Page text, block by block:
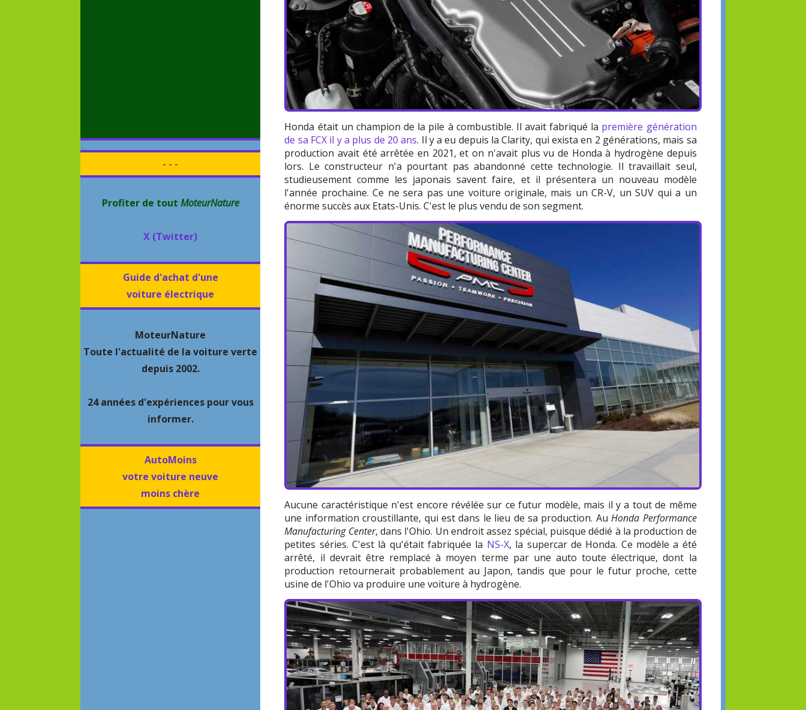
- - -
Profiter de tout MoteurNature
X (Twitter)
Guide d'achat d'une
voiture électrique
MoteurNature
Toute l'actualité de la voiture verte
depuis 2002.
24 années d'expériences pour vous
informer.
AutoMoins
votre voiture neuve
moins chère
Honda était un champion de la pile à combustible. Il avait fabriqué la première génération
de sa FCX il y a plus de 20 ans. Il y a eu depuis la Clarity, qui exista en 2 générations, mais sa
production avait été arrêtée en 2021, et on n'avait plus vu de Honda à hydrogène depuis
lors. Le constructeur n'a pourtant pas abandonné cette technologie. Il travaillait seul,
studieusement comme les japonais savent faire, et il présentera un nouveau modèle
l'année prochaine. Ce ne sera pas une voiture originale, mais un CR-V, un SUV qui a un
énorme succès aux Etats-Unis. C'est le plus vendu de son segment.
Aucune caractéristique n'est encore révélée sur ce futur modèle, mais il y a tout de même
une information croustillante, qui est dans le lieu de sa production. AuHonda Performance
Manufacturing Center, dans l'Ohio. Un endroit assez spécial, puisque dédié à la production de
petites séries. C'est là qu'était fabriquée la NS-X, la supercar de Honda. Ce modèle a été
arrêté, il devrait être remplacé à moyen terme par une auto toute électrique, dont la
production retournerait probablement au Japon, tandis que pour le futur proche, cette
usine de l'Ohio va produire une voiture à hydrogène.